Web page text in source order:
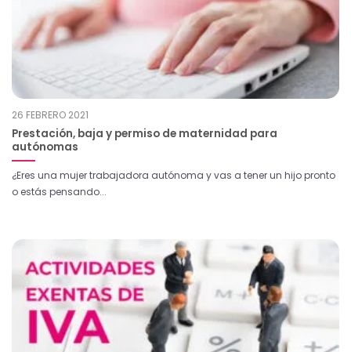
26 FEBRERO 2021
Prestación, baja y permiso de maternidad para
autónomas
¿Eres una mujer trabajadora autónoma y vas a tener un hijo pronto
o estás pensando...